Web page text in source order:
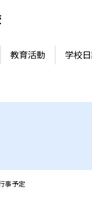
教育活動 学校
事予定